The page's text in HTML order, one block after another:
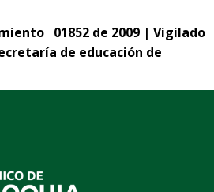
01852 de 2009 | Vigilado
de educación de